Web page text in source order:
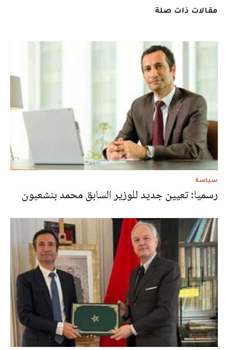
مقالات ذات صلة
سياسة
رسميا: تعيين جديد للوزير السابق محمد بنشعبون